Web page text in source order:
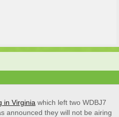
in Virginia which left two WDBJ7
announced they will not be airing